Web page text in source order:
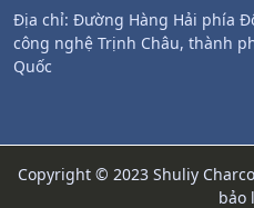
Địa chỉ: Đường Hàng Hải phía
công nghệ Trịnh Châu, thành
Quốc
Copyright © 2023 Shuliy
bảo